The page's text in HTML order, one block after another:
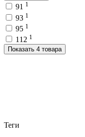
91 1
93 1
95 1
112 1
Показать 4 товара
Теги